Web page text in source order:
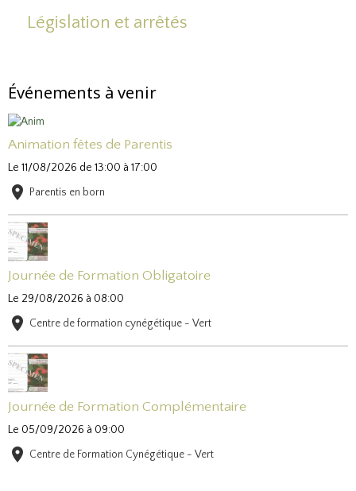
Législation et arrêtés
Événements à venir
Animation fêtes de Parentis
Le 11/08/2026 de 13:00 à 17:00
Parentis en born
Journée de Formation Obligatoire
Le 29/08/2026 à 08:00
Centre de formation cynégétique - Vert
Journée de Formation Complémentaire
Le 05/09/2026 à 09:00
Centre de Formation Cynégétique - Vert